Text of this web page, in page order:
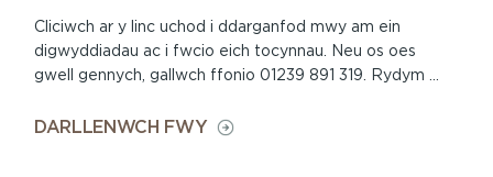
Cliciwch ar y linc uchod i ddarganfod mwy am ein
digwyddiadau ac i fwcio eich tocynnau. Neu os oes
gwell gennych, gallwch ffonio 01239 891 319. Rydym ...
DARLLENWCH FWYON